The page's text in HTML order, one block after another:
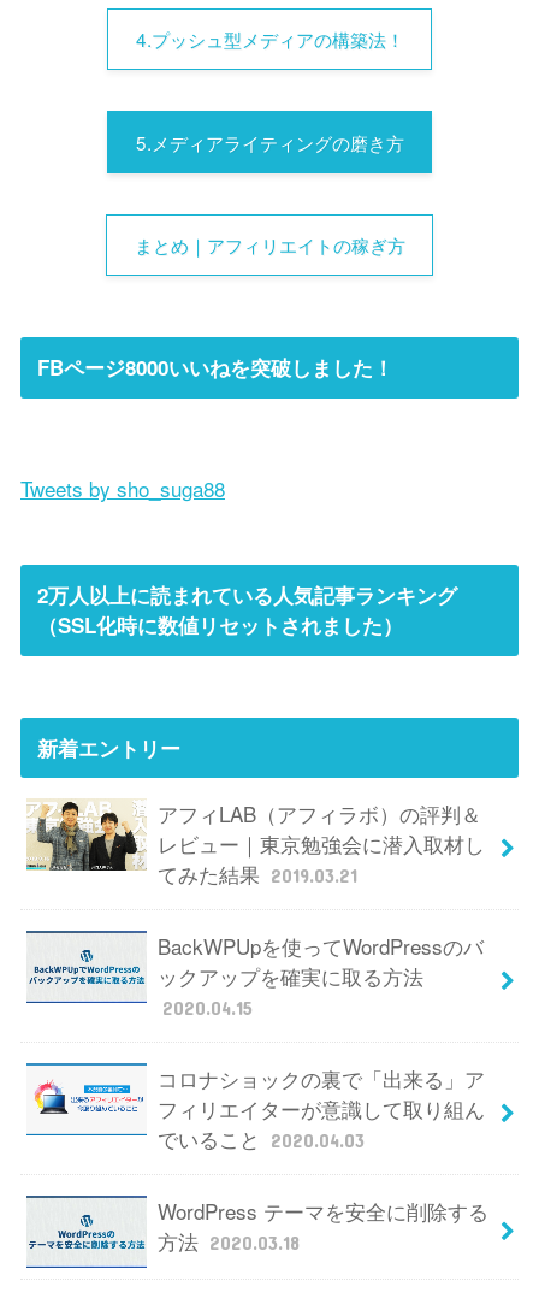
4.プッシュ型メディアの構築法！
5.メディアライティングの磨き方
まとめ｜アフィリエイトの稼ぎ方
FBページ8000いいねを突破しました！
Tweets by sho_suga88
2万人以上に読まれている人気記事ランキング
（SSL化時に数値リセットされました）
新着エントリー
アフィLAB（アフィラボ）の評判＆
レビュー｜東京勉強会に潜入取材し
てみた結果
2019.03.21
BackWPUpを使ってWordPressのバ
ックアップを確実に取る方法
2020.04.15
コロナショックの裏で「出来る」ア
フィリエイターが意識して取り組ん
でいること
2020.04.03
WordPress テーマを安全に削除する
方法 2020.03.18